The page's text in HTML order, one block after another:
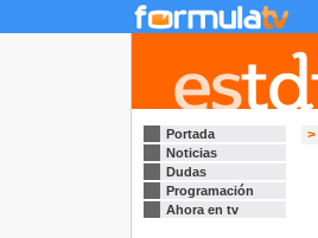
Portada
Noticias
Dudas
Programación
Ahora en tv
>